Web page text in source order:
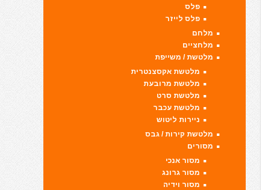
פלס
פלס לייזר
מלחם
מלחציים
מלטשת / משייפת
מלטשת אקסצנטרית
מלטשת מרובעת
מלטשת סרט
מלטשת עכבר
ניירות ליטוש
מלטשת קירות / גבס
מסורים
מסור אנכי
מסור גרונג
מסור וידיה